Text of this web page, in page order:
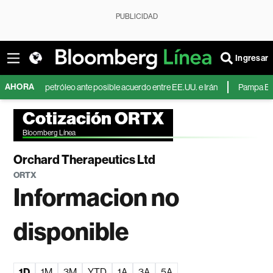
PUBLICIDAD
Ingresar
AHORA
el petróleo ante posible acuerdo entre EE.UU. e Irán Pampa Energía
Cotización ORTX
Bloomberg Línea
Orchard Therapeutics Ltd
ORTX
Informacion no
disponible